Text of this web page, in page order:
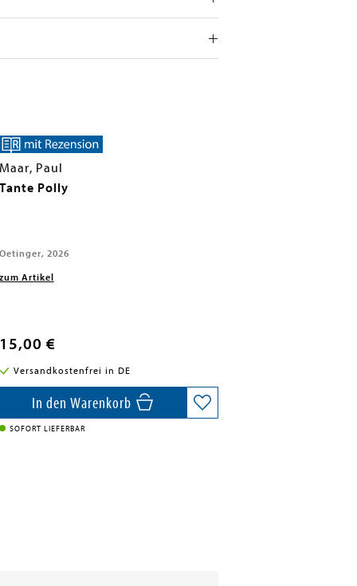
Paul
Polly
2026
Artikel
€
Versandkostenfrei in DE
In den Warenkorb
SOFORT LIEFERBAR